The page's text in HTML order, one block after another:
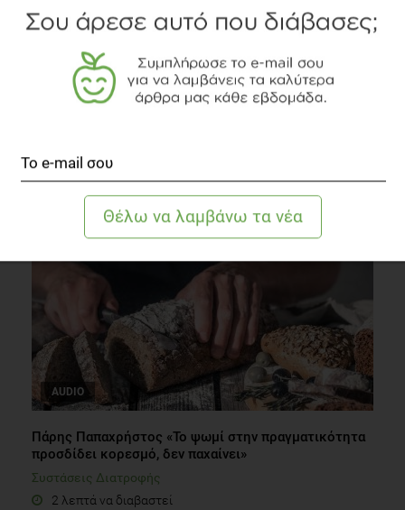
Δίαιτα
AUDIO
Πάρης Παπαχρήστος «Το ψωμί στην πραγματικότητα
προσδίδει κορεσμό, δεν παχαίνει»
Συστάσεις Διατροφής
2 λεπτά να διαβαστεί